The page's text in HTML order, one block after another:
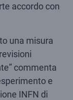
accordo con
una misura
commenta
e
INFN di